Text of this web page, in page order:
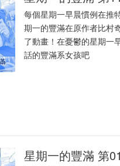
每個星期一早晨慣例在推
期一的豐滿在原作者比村
了動畫！在憂鬱的星期一
話的豐滿系女孩吧
星期一的豐滿 第